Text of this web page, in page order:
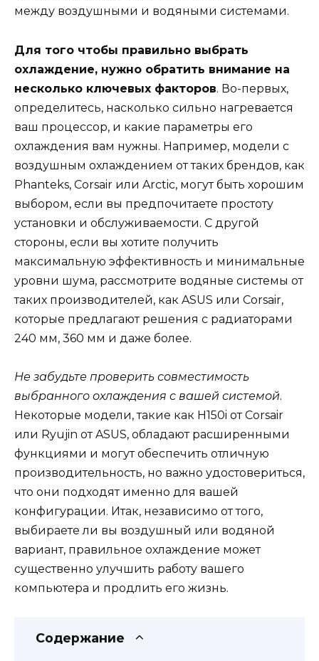
между воздушными и водяными системами.
Для того чтобы правильно выбрать
охлаждение, нужно обратить внимание на
несколько ключевых факторов. Во-первых,
определитесь, насколько сильно нагревается
ваш процессор, и какие параметры его
охлаждения вам нужны. Например, модели с
воздушным охлаждением от таких брендов, как
Phanteks, Corsair или Arctic, могут быть хорошим
выбором, если вы предпочитаете простоту
установки и обслуживаемости. С другой
стороны, если вы хотите получить
максимальную эффективность и минимальные
уровни шума, рассмотрите водяные системы от
таких производителей, как ASUS или Corsair,
которые предлагают решения с радиаторами
240 мм, 360 мм и даже более.
Не забудьте проверить совместимость
выбранного охлаждения с вашей системой.
Некоторые модели, такие как H150i от Corsair
или Ryujin от ASUS, обладают расширенными
функциями и могут обеспечить отличную
производительность, но важно удостовериться,
что они подходят именно для вашей
конфигурации. Итак, независимо от того,
выбираете ли вы воздушный или водяной
вариант, правильное охлаждение может
существенно улучшить работу вашего
компьютера и продлить его жизнь.
Содержание